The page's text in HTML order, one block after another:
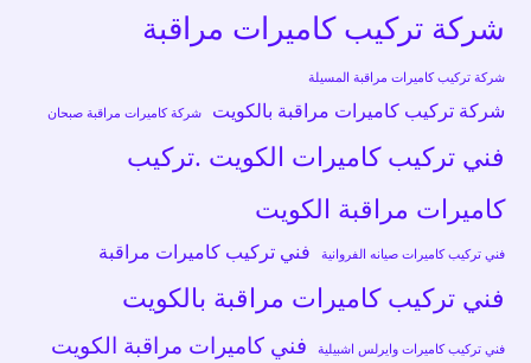
شركة تركيب كاميرات مراقبة
شركة تركيب كاميرات مراقبة المسيلة
شركة تركيب كاميرات مراقبة بالكويت شركة كاميرات مراقبة صبحان
فني تركيب كاميرات الكويت .تركيب
كاميرات مراقبة الكويت
فني تركيب كاميرات صيانه الفروانية فني تركيب كاميرات مراقبة
فني تركيب كاميرات مراقبة بالكويت
فني تركيب كاميرات وايرلس اشبيلية فني كاميرات مراقبة الكويت